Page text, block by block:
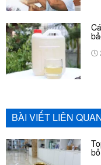
BÀI VIẾT LIÊN